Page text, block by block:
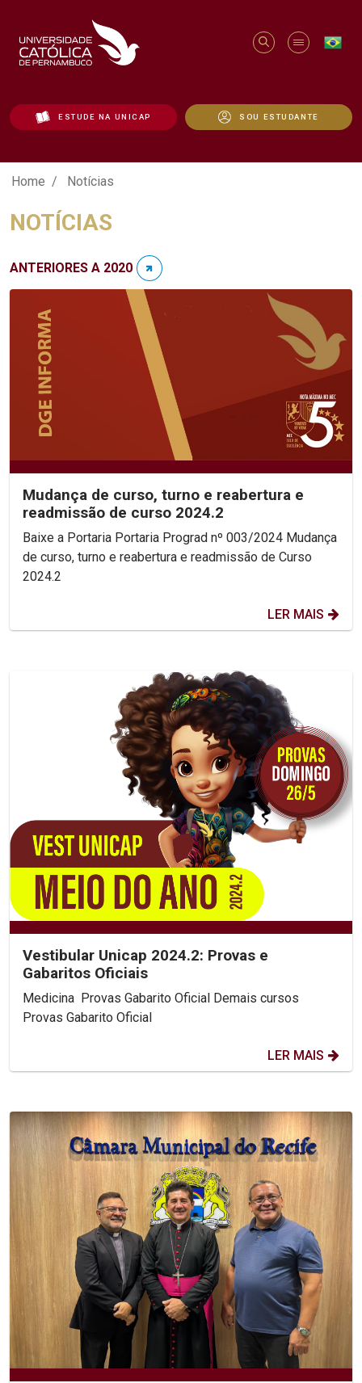
ESTUDE NA UNICAP SOU ESTUDANTE
Notícias - Unicap
Home Notícias
NOTÍCIAS
ANTERIORES A 2020
Mudança de curso, turno e reabertura e
readmissão de curso 2024.2
Baixe a Portaria Portaria Prograd nº 003/2024 Mudança
de curso, turno e reabertura e readmissão de Curso
2024.2
LER MAIS
Vestibular Unicap 2024.2: Provas e
Gabaritos Oficiais
Medicina Provas Gabarito Oficial Demais cursos
LER MAIS